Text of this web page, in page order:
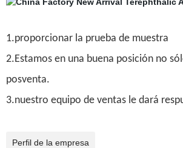
1.proporcionar la prueba de muestra
2.Estamos en una buena posición no
posventa.
3.nuestro equipo de ventas le dará
Perfil de la empresa